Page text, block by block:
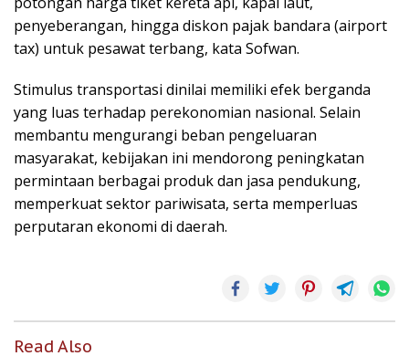
penyeberangan, hingga diskon pajak bandara (airport
tax) untuk pesawat terbang, kata Sofwan.
Stimulus transportasi dinilai memiliki efek berganda
yang luas terhadap perekonomian nasional. Selain
membantu mengurangi beban pengeluaran
masyarakat, kebijakan ini mendorong peningkatan
permintaan berbagai produk dan jasa pendukung,
memperkuat sektor pariwisata, serta memperluas
perputaran ekonomi di daerah.
Read Also